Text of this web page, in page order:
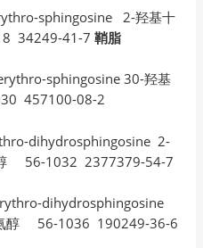
sphingosine 2-羟基十
34249-41-7鞘脂
sphingosine 30-羟基
457100-08-2
dihydrosphingosine 2-
醇 56-1032 2377379-54-7
dihydrosphingosine
醇 56-1036 190249-36-6